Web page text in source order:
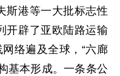
斯港等一大批标志性
开辟了亚欧陆路运输
络遍及全球，“六廊
基本形成。一条条公